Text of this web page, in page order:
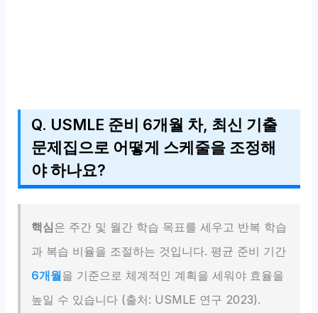
Q. USMLE 준비 6개월 차, 최신 기출
문제집으로 어떻게 스케줄을 조정해
야 하나요?
핵심은 주간 및 월간 학습 목표를 세우고 반복 학습
과 복습 비율을 조절하는 것입니다. 평균 준비 기간
6개월을 기준으로 체계적인 계획을 세워야 효율을
높일 수 있습니다 (출처: USMLE 연구 2023).